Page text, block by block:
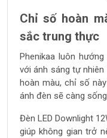
Chỉ số hoàn
sắc trung thực
Phenikaa luôn
với ánh sáng tự
hoàn màu, chỉ số
ánh đèn sẽ càng
Đèn LED Downlight
giúp không gian trở